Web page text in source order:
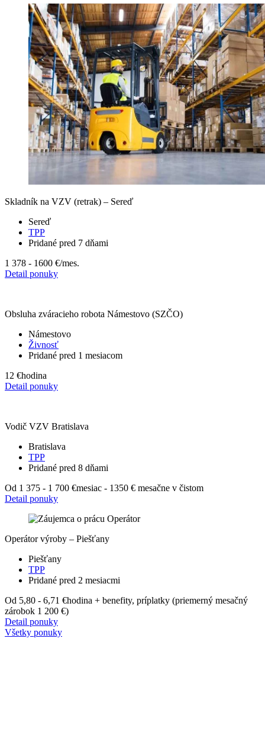
Skladník na VZV (retrak) – Sereď
Sereď
TPP
Pridané pred 7 dňami
1 378 - 1600 €/mes.
Detail ponuky
Obsluha zváracieho robota Námestovo (SZČO)
Námestovo
Živnosť
Pridané pred 1 mesiacom
12 €hodina
Detail ponuky
Vodič VZV Bratislava
Bratislava
TPP
Pridané pred 8 dňami
Od 1 375 - 1 700 €mesiac - 1350 € mesačne v čistom
Detail ponuky
Operátor výroby – Piešťany
Piešťany
TPP
Pridané pred 2 mesiacmi
Od 5,80 - 6,71 €hodina + benefity, príplatky (priemerný mesačný
zárobok 1 200 €)
Detail ponuky
Všetky ponuky